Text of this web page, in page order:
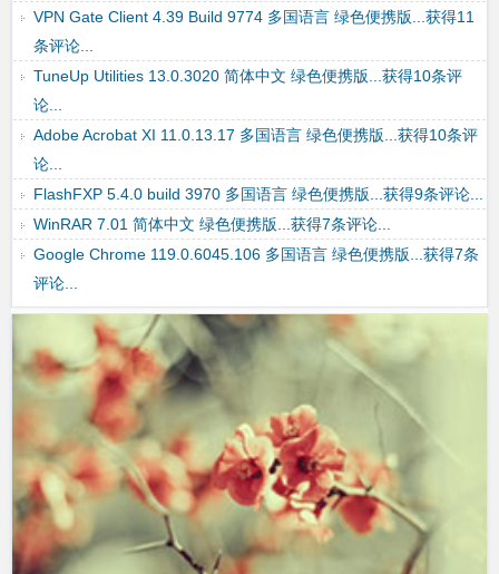
VirtualBox 7.0.12-159484 多国语言 绿色便携版...获得12条评论...
VPN Gate Client 4.39 Build 9774 多国语言 绿色便携版...获得11
条评论...
TuneUp Utilities 13.0.3020 简体中文 绿色便携版...获得10条评
论...
Adobe Acrobat XI 11.0.13.17 多国语言 绿色便携版...获得10条评
论...
FlashFXP 5.4.0 build 3970 多国语言 绿色便携版...获得9条评论...
WinRAR 7.01 简体中文 绿色便携版...获得7条评论...
Google Chrome 119.0.6045.106 多国语言 绿色便携版...获得7条
评论...